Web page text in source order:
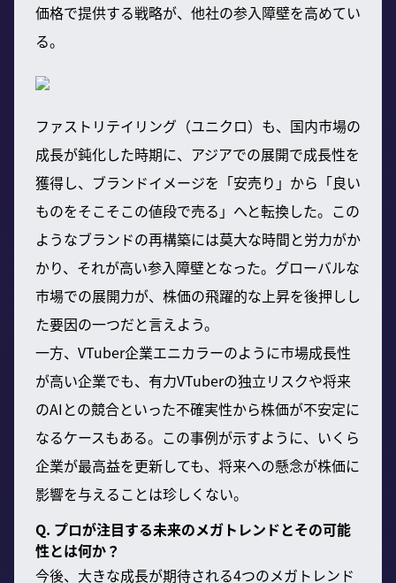
価格で提供する戦略が、他社の参入障壁を高めてい
る。
ファストリテイリング（ユニクロ）も、国内市場の
成長が鈍化した時期に、アジアでの展開で成長性を
獲得し、ブランドイメージを「安売り」から「良い
ものをそこそこの値段で売る」へと転換した。この
ようなブランドの再構築には莫大な時間と労力がか
かり、それが高い参入障壁となった。グローバルな
市場での展開力が、株価の飛躍的な上昇を後押しし
た要因の一つだと言えよう。
一方、VTuber企業エニカラーのように市場成長性
が高い企業でも、有力VTuberの独立リスクや将来
のAIとの競合といった不確実性から株価が不安定に
なるケースもある。この事例が示すように、いくら
企業が最高益を更新しても、将来への懸念が株価に
影響を与えることは珍しくない。
Q. プロが注目する未来のメガトレンドとその可能
性とは何か？
今後、大きな成長が期待される4つのメガトレンド